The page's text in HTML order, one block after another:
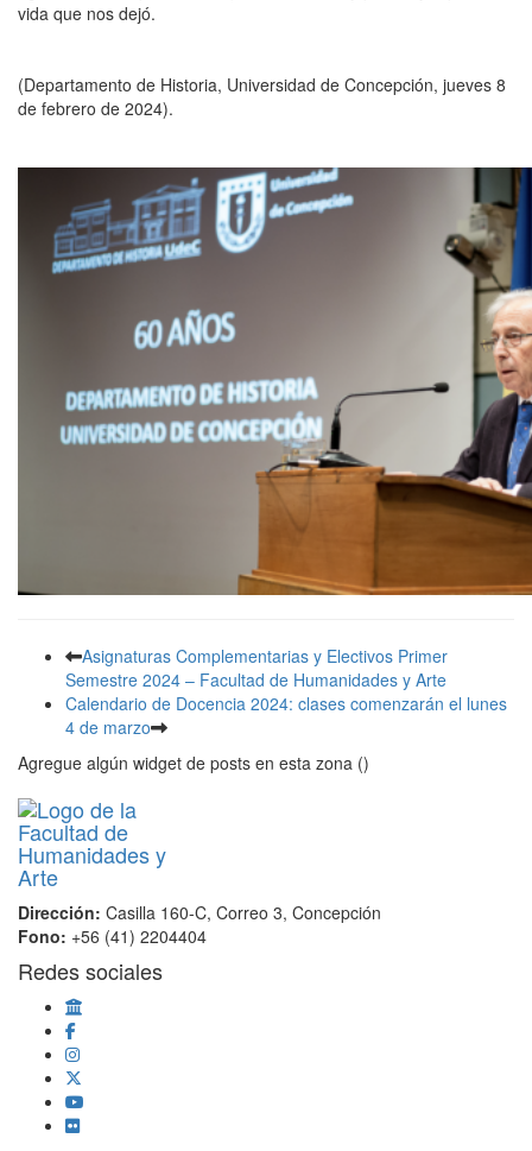
vida que nos dejó.
(Departamento de Historia, Universidad de Concepción, jueves 8
de febrero de 2024).
Asignaturas Complementarias y Electivos Primer
Semestre 2024 – Facultad de Humanidades y Arte
Calendario de Docencia 2024: clases comenzarán el lunes
4 de marzo
Agregue algún widget de posts en esta zona ()
Dirección: Casilla 160-C, Correo 3, Concepción
Fono: +56 (41) 2204404
Redes sociales